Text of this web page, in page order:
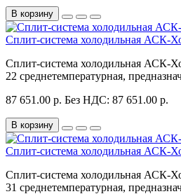
В корзину
Сплит-система холодильная АСК-
Сплит-система холодильная АСК-
22 среднетемпературная,
87 651.00 р. Без НДС: 87 651.00 р.
В корзину
Сплит-система холодильная АСК-
Сплит-система холодильная АСК-
31 среднетемпературная,